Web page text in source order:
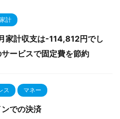
家計
家計収支は-114,812円でし
ービスで固定費を節約
ス マネー
での決済